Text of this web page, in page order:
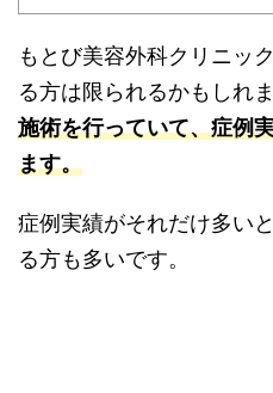
もとび美容外科クリニッ
る方は限られるかもしれま
施術を行っていて、症例
ます。
症例実績がそれだけ多い
る方も多いです。